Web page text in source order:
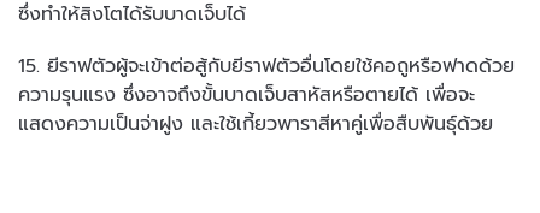
ซึ่งทำให้สิงโตได้รับบาดเจ็บได้
15. ยีราฟตัวผู้จะเข้าต่อสู้กับยีราฟตัวอื่นโดยใช้คอถูหรือฟาดด้วย
ความรุนแรง ซึ่งอาจถึงขั้นบาดเจ็บสาหัสหรือตายได้ เพื่อจะ
แสดงความเป็นจ่าฝูง และใช้เกี้ยวพาราสีหาคู่เพื่อสืบพันธุ์ด้วย